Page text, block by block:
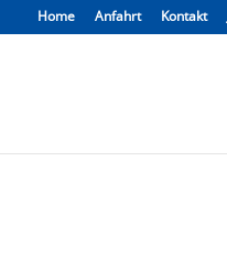
Home Anfahrt Kontakt